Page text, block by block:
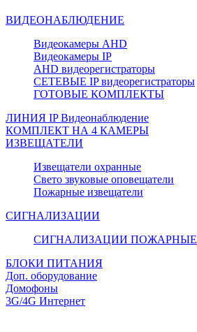
ВИДЕОНАБЛЮДЕНИЕ
Видеокамеры AHD
Видеокамеры IP
AHD видеорегистраторы
СЕТЕВЫЕ IP видеорегистраторы
ГОТОВЫЕ КОМПЛЕКТЫ
ЛИНИЯ IP Видеонаблюдение
КОМПЛЕКТ НА 4 КАМЕРЫ
ИЗВЕЩАТЕЛИ
Извещатели охранные
Свето звуковые оповещатели
Пожарные извещатели
СИГНАЛИЗАЦИИ
СИГНАЛИЗАЦИИ ПОЖАРНЫЕ
БЛОКИ ПИТАНИЯ
Доп. оборудование
Домофоны
3G/4G Интернет